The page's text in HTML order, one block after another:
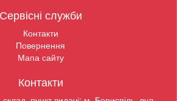
Сервісні служби
Контакти
Повернення
Мапа сайту
Контакти